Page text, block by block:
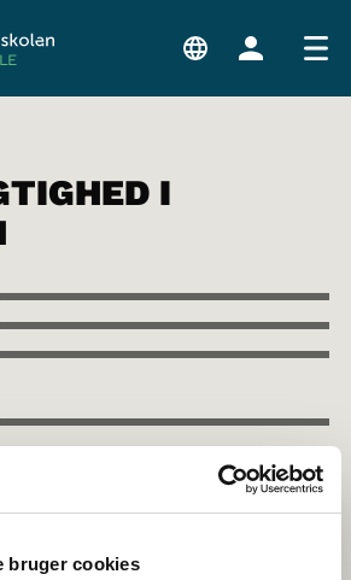
bruger cookies
I